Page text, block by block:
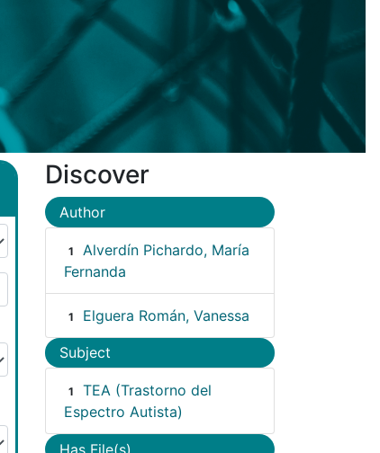
Discover
Author
1
Alverdín Pichardo, María
Fernanda
1 Elguera Román, Vanessa
Subject
1
TEA (Trastorno del
Espectro Autista)
Has File(s)